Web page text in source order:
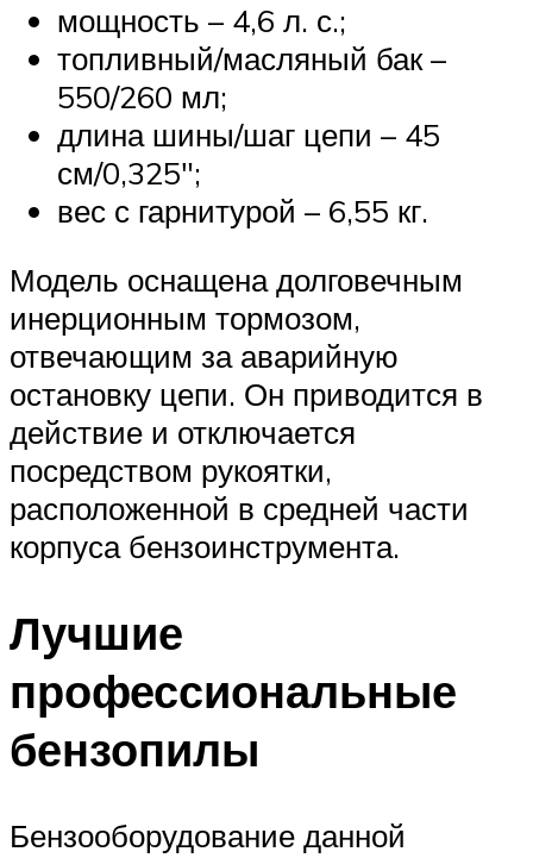
мощность – 4,6 л. с.;
топливный/масляный бак –
550/260 мл;
длина шины/шаг цепи – 45
см/0,325″;
вес с гарнитурой – 6,55 кг.
Модель оснащена долговечным
инерционным тормозом,
отвечающим за аварийную
остановку цепи. Он приводится в
действие и отключается
посредством рукоятки,
расположенной в средней части
корпуса бензоинструмента.
Лучшие
профессиональные
бензопилы
Бензооборудование данной